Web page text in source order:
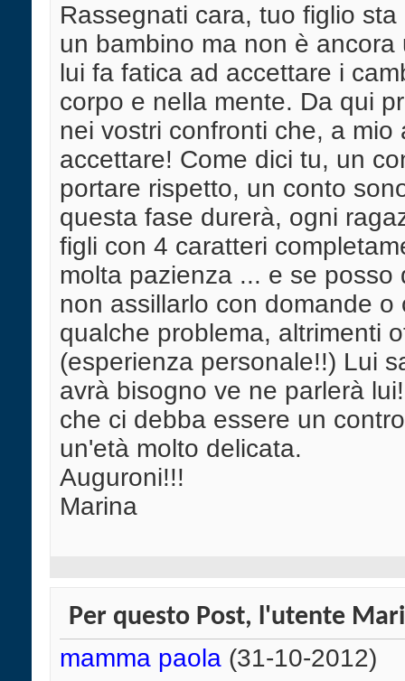
Rassegnati cara, tuo figlio
un bambino ma non è
lui fa fatica ad accettare i
corpo e nella mente. Da qui
nei vostri confronti che, a
accettare! Come dici tu, un
portare rispetto, un conto
questa fase durerà, ogni
figli con 4 caratteri
molta pazienza ... e se
non assillarlo con domande
qualche problema, altrimenti
(esperienza personale!!) Lui
avrà bisogno ve ne parlerà
che ci debba essere un
un'età molto delicata.
Auguroni!!!
Marina
Per questo Post, l'utente
mamma paola (31-10-2012)